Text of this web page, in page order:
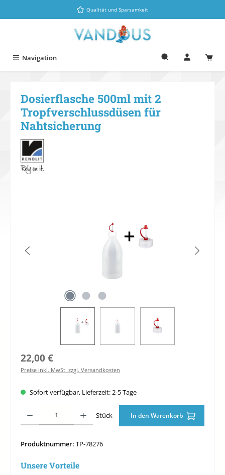
Zum Hauptinhalt springenQualität und Sparsamkeit
Navigation
Dosierflasche 500ml mit 2
Tropfverschlussdüsen für
Nahtsicherung
Regulärer Preis:
22,00 €
Preise inkl. MwSt. zzgl. Versandkosten
Sofort verfügbar, Lieferzeit: 2-5 Tage
Stück In den Warenkorb
Produktnummer: TP-78276
Unsere Vorteile